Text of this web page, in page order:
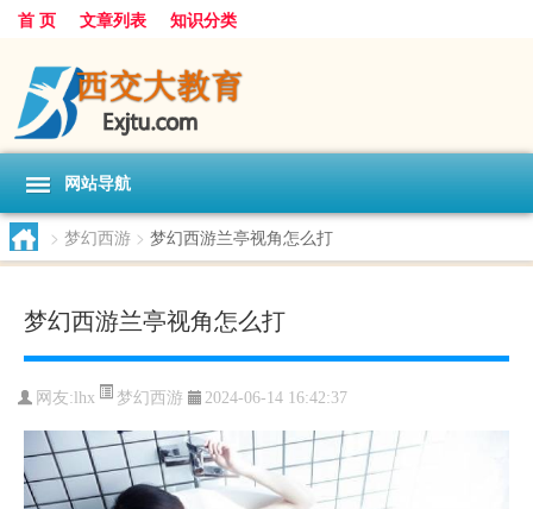
首 页 文章列表 知识分类
网站导航
> 梦幻西游 > 梦幻西游兰亭视角怎么打
梦幻西游兰亭视角怎么打
网友:lhx 梦幻西游 2024-06-14 16:42:37